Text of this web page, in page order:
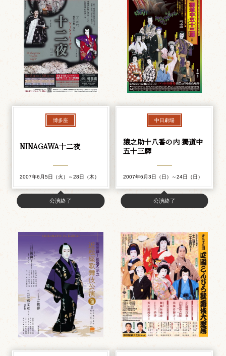
博多座
NINAGAWA十二夜
2007年6月5日（火）～28日（木）
公演終了
中日劇場
猿之助十八番の内 獨道中
五十三驛
2007年6月3日（日）～24日（日）
公演終了